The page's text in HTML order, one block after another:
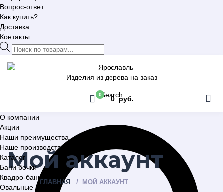
Вопрос-ответ
Как купить?
Доставка
Контакты
Поиск
товаров
Изделия из дерева на заказ
Search
0
0 руб.
О компании
Акции
Наши преимущества
Наше производство
Каталог
Бани бочки
Квадро-бани
Овальные бани
Мой аккаунт
ГЛАВНАЯ МОЙ АККАУНТ